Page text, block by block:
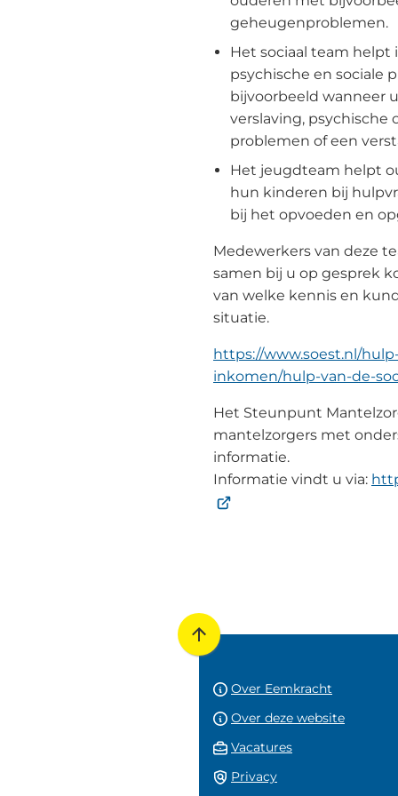
geheugenproblemen.
Het sociaal team helpt
psychische en sociale
bijvoorbeeld wanneer
verslaving, psychische
problemen of een
Het jeugdteam helpt
hun kinderen bij
bij het opvoeden en
Medewerkers van deze
samen bij u op gesprek
van welke kennis en
situatie.
https://www.soest.nl/
inkomen/hulp-van-de-
Het Steunpunt
mantelzorgers met
informatie.
Informatie vindt u via:
Scroll
boven
naar
begin
van
Over Eemkracht
Over deze website
Vacatures(Verwijst
Privacy